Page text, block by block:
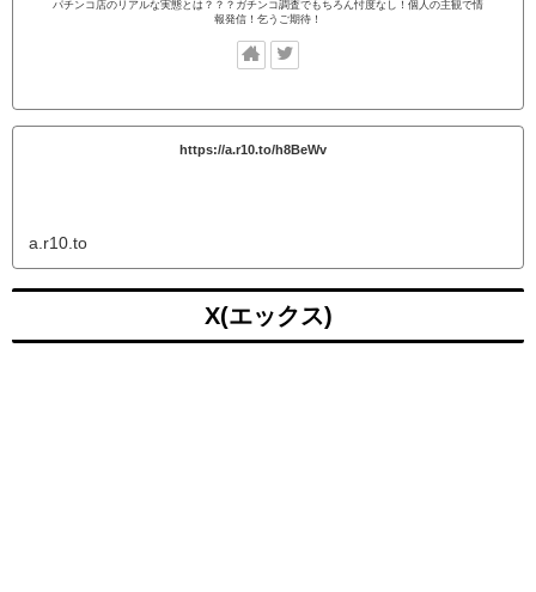
パチンコ店のリアルな実態とは？？？ガチンコ調査でもちろん忖度なし！個人の主観で情
報発信！乞うご期待！
https://a.r10.to/h8BeWv
a.r10.to
X(エックス)